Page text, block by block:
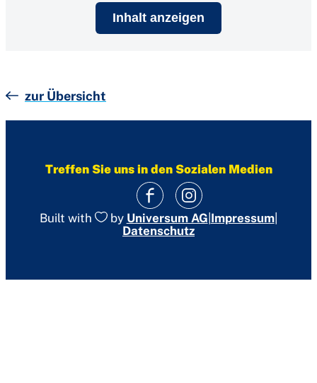
Inhalt anzeigen
zur Übersicht
Treffen Sie uns in den Sozialen Medien
Built with by Universum AG Impressum|
Datenschutz